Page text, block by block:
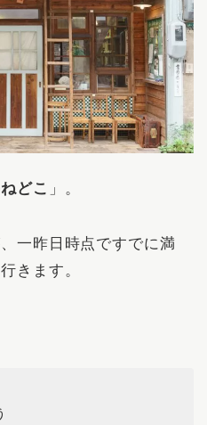
どこ 」。
一昨日時点ですでに満
きます。